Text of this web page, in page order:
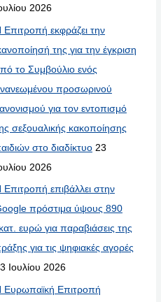
2026
Επιτροπή εκφράζει την
της για την έγκριση
το Συμβούλιο ενός
προσωρινού
για τον εντοπισμό
σεξουαλικής κακοποίησης
στο διαδίκτυο 23
2026
Επιτροπή επιβάλλει στην
πρόστιμα ύψους 890
ευρώ για παραβιάσεις της
για τις ψηφιακές αγορές
Ιουλίου 2026
Ευρωπαϊκή Επιτροπή